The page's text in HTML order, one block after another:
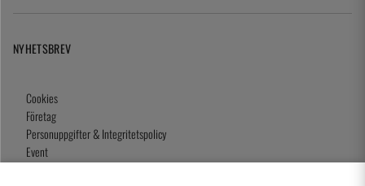
NYHETSBREV
Cookies
Företag
Personuppgifter & Integritetspolicy
Event